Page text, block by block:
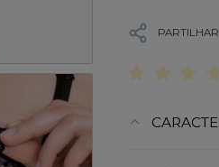
PARTILHAR